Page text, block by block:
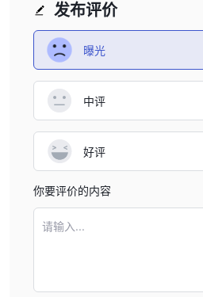
发布评价
曝光
中评
好评
你要评价的内容
请输入...